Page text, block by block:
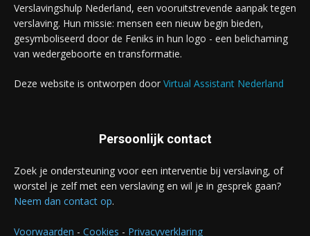
Verslavingshulp Nederland, een vooruitstrevende aanpak tegen
verslaving. Hun missie: mensen een nieuw begin bieden,
gesymboliseerd door de Feniks in hun logo - een belichaming
van wedergeboorte en transformatie.
Deze website is ontworpen door Virtual Assistant Nederland
Persoonlijk contact
Zoek je ondersteuning voor een interventie bij verslaving, of
worstel je zelf met een verslaving en wil je in gesprek gaan?
Neem dan contact op.
Voorwaarden - Cookies - Privacyverklaring